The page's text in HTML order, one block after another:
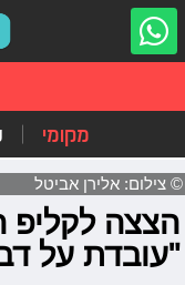
מקומי
© צילום: אלירן אביטל
הצצה לקליפ
"עובדת על